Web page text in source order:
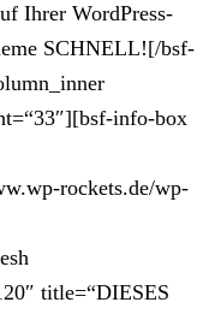
Ihrer WordPress-
SCHNELL![/bsf-
info-box
rockets.de/wp-
title=“DIESES